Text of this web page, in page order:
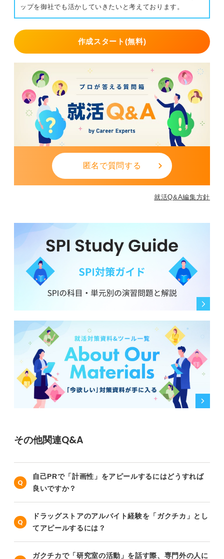
ップを御社でも活かしていきたいと考えております。
作成スタート(無料)
匿名で質問する
就活Q&A編集方針
その他関連Q&A
自己PRで「計画性」をアピールするにはどうすれば
良いですか？
ドラッグストアのアルバイト経験を「ガクチカ」とし
てアピールするには？
ガクチカで「研究室の活動」を話す際、専門外の人に